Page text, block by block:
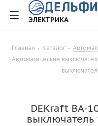
ЭЛЕКТРИКА
Главная - Каталог -
Автоматические
DEKraft ВА-
выключатель